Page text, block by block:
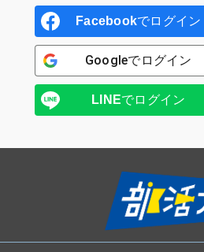
Facebookでログイン
Googleでログイン
LINEでログイン